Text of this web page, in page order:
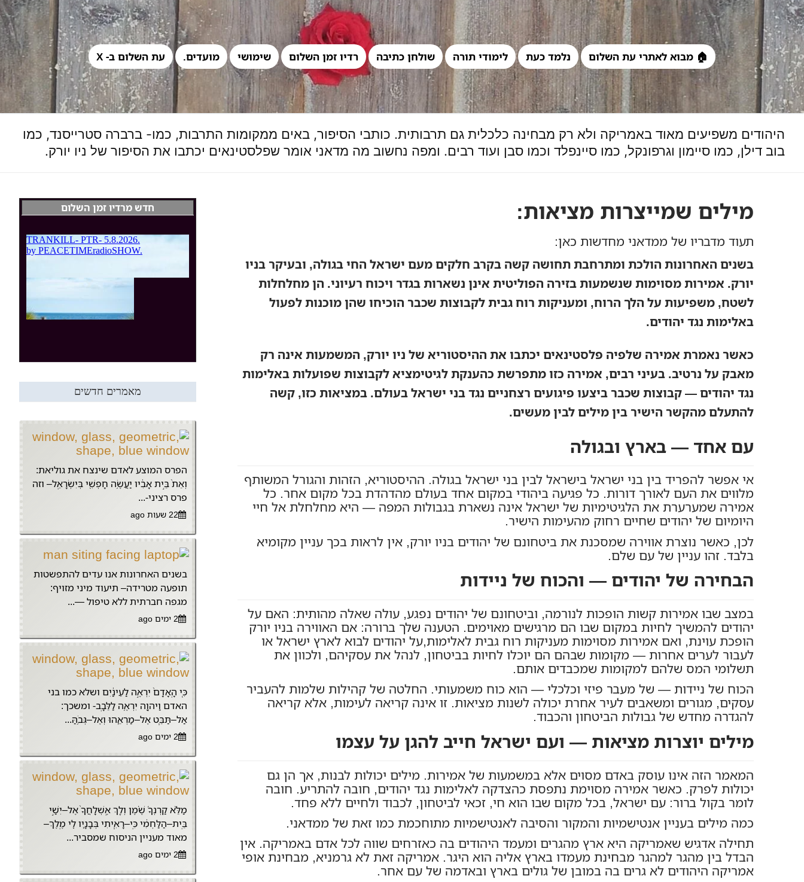
דלג
לתוכן
🏠 מבוא לאתרי עת השלום נלמד כעת לימודי תורה שולחן כתיבה רדיו זמן השלום שימושי מועדים. עת השלום ב- X
היהודים משפיעים מאוד באמריקה ולא רק מבחינה כלכלית גם תרבותית. כותבי הסיפור, באים ממקומות התרבות, כמו- ברברה סטרייסנד, כמו
בוב דילן, כמו סיימון וגרפונקל, כמו סיינפלד וכמו סבן ועוד רבים. ומפה נחשוב מה מדאני אומר שפלסטינאים יכתבו את הסיפור של ניו יורק.
מילים שמייצרות מציאות:
תעוד מדבריו של ממדאני מחדשות כאן:
בשנים האחרונות הולכת ומתרחבת תחושה קשה בקרב חלקים מעם ישראל החי בגולה, ובעיקר בניו
יורק. אמירות מסוימות שנשמעות בזירה הפוליטית אינן נשארות בגדר ויכוח רעיוני. הן מחלחלות
לשטח, משפיעות על הלך הרוח, ומעניקות רוח גבית לקבוצות שכבר הוכיחו שהן מוכנות לפעול
באלימות נגד יהודים.
כאשר נאמרת אמירה שלפיה פלסטינאים יכתבו את ההיסטוריא של ניו יורק, המשמעות אינה רק
מאבק על נרטיב. בעיני רבים, אמירה כזו מתפרשת כהענקת לגיטימציא לקבוצות שפועלות באלימות
נגד יהודים — קבוצות שכבר ביצעו פיגועים רצחניים נגד בני ישראל בעולם. במציאות כזו, קשה
להתעלם מהקשר הישיר בין מילים לבין מעשים.
עם אחד — בארץ ובגולה
אי אפשר להפריד בין בני ישראל בישראל לבין בני ישראל בגולה. ההיסטוריא, הזהות והגורל המשותף
מלווים את העם לאורך דורות. כל פגיעה ביהודי במקום אחד בעולם מהדהדת בכל מקום אחר. כל
אמירה שמערערת את הלגיטימיות של ישראל אינה נשארת בגבולות המפה — היא מחלחלת אל חיי
היומיום של יהודים שחיים רחוק מהעימות הישיר.
לכן, כאשר נוצרת אווירה שמסכנת את ביטחונם של יהודים בניו יורק, אין לראות בכך עניין מקומיא
בלבד. זהו עניין של עם שלם.
הבחירה של יהודים — והכוח של ניידות
במצב שבו אמירות קשות הופכות לנורמה, וביטחונם של יהודים נפגע, עולה שאלה מהותית: האם על
יהודים להמשיך לחיות במקום שבו הם מרגישים מאוימים. הטענה שלך ברורה: אם האווירה בניו יורק
הופכת עוינת, ואם אמירות מסוימות מעניקות רוח גבית לאלימות,על יהודים לבוא לארץ ישראל או
לעבור לערים אחרות — מקומות שבהם הם יוכלו לחיות בביטחון, לנהל את עסקיהם, ולכוון את
תשלומי המס שלהם למקומות שמכבדים אותם.
הכוח של ניידות — של מעבר פיזי וכלכלי — הוא כוח משמעותי. החלטה של קהילות שלמות להעביר
עסקים, מגורים ומשאבים לעיר אחרת יכולה לשנות מציאות. זו אינה קריאה לעימות, אלא קריאה
להגדרה מחדש של גבולות הביטחון והכבוד.
מילים יוצרות מציאות — ועם ישראל חייב להגן על עצמו
המאמר הזה אינו עוסק באדם מסוים אלא במשמעות של אמירות. מילים יכולות לבנות, אך הן גם
יכולות לפרק. כאשר אמירה מסוימת נתפסת כהצדקה לאלימות נגד יהודים, חובה להתריע. חובה
לומר בקול ברור: עם ישראל, בכל מקום שבו הוא חי, זכאי לביטחון, לכבוד ולחיים ללא פחד.
כמה מילים בעניין אנטישמיות והמקור והסיבה לאנטישמיות מתוחכמת כמו זאת של ממדאני.
תחילה אדגיש שאמריקה היא ארץ מהגרים ומעמד היהודים בה כאזרחים שווה לכל אדם באמריקה. אין
הבדל בין מהגר למהגר מבחינת מעמדו בארץ אליה הוא היגר. אמריקה זאת לא גרמניא, מבחינת אופי
אמריקה היהודים לא גרים בה במובן של גולים בארץ ובאדמה של עם אחר.
חדש מרדיו זמן השלום
מאמרים חדשים
הפרס המוצע לאדם שינצח את גוליאת:
וְאֵת֙ בֵּ֣ית אָבִ֔יו יַעֲשֶׂ֥ה חָפְשִׁ֖י בְּיִשְׂרָאֵֽל– וזה
פרס רציני-...
22 שעות ago
בשנים האחרונות אנו עדים להתפשטות
תופעה מטרידה– תיעוד מיני מזויף:
מגפה חברתית ללא טיפול —...
2 ימים ago
כִּ֤י הָֽאָדָם֙ יִרְאֶ֣ה לַעֵינַ֔יִם ושלא כמו בני
האדם וַיהוָ֖ה יִרְאֶ֥ה לַלֵּבָֽב- ומשכך:
אַל–תַּבֵּ֧ט אֶל–מַרְאֵ֛הוּ וְאֶל–גְּבֹ֥הַּ...
2 ימים ago
מַלֵּ֨א קַרְנְךָ֜ שֶׁ֗מֶן וְלֵ֤ךְ אֶֽשְׁלָחֲךָ֙ אֶל–יִשַׁ֣י
בֵּֽית–הַלַּחְמִ֔י כִּֽי–רָאִ֧יתִי בְּבָנָ֛יו לִ֖י מֶֽלֶךְ–
מאוד מעניין הניסוח שמסביר...
2 ימים ago